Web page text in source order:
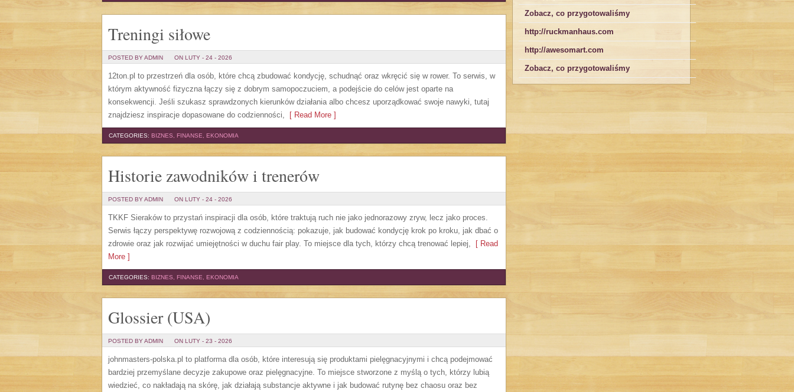
Treningi siłowe
POSTED BY ADMIN ON LUTY - 24 - 2026
12ton.pl to przestrzeń dla osób, które chcą zbudować kondycję, schudnąć oraz wkręcić się w rower. To serwis, w
którym aktywność fizyczna łączy się z dobrym samopoczuciem, a podejście do celów jest oparte na
konsekwencji. Jeśli szukasz sprawdzonych kierunków działania albo chcesz uporządkować swoje nawyki, tutaj
znajdziesz inspiracje dopasowane do codzienności, [ Read More ]
CATEGORIES: BIZNES, FINANSE, EKONOMIA
Historie zawodników i trenerów
POSTED BY ADMIN ON LUTY - 24 - 2026
TKKF Sieraków to przystań inspiracji dla osób, które traktują ruch nie jako jednorazowy zryw, lecz jako proces.
Serwis łączy perspektywę rozwojową z codziennością: pokazuje, jak budować kondycję krok po kroku, jak dbać o
zdrowie oraz jak rozwijać umiejętności w duchu fair play. To miejsce dla tych, którzy chcą trenować lepiej, [ Read
More ]
CATEGORIES: BIZNES, FINANSE, EKONOMIA
Glossier (USA)
POSTED BY ADMIN ON LUTY - 23 - 2026
johnmasters-polska.pl to platforma dla osób, które interesują się produktami pielęgnacyjnymi i chcą podejmować
bardziej przemyślane decyzje zakupowe oraz pielęgnacyjne. To miejsce stworzone z myślą o tych, którzy lubią
wiedzieć, co nakładają na skórę, jak działają substancje aktywne i jak budować rutynę bez chaosu oraz bez
Zobacz, co przygotowaliśmy
http://ruckmanhaus.com
http://awesomart.com
Zobacz, co przygotowaliśmy